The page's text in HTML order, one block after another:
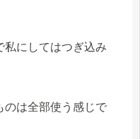
私にしてはつぎ込み
のは全部使う感じで